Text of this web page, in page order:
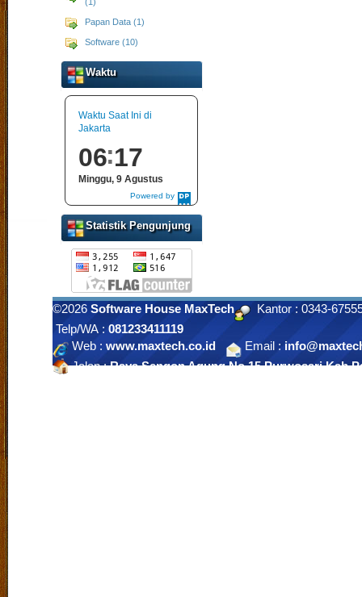
Papan Data (1)
Software (10)
Waktu
Powered by
DaysPedia.com
Waktu Saat Ini di
Jakarta
06 17
Minggu, 9 Agustus
Statistik Pengunjung
©2026 Software House MaxTech
Kantor : 0343-
Telp/WA : 081233411119
Web : www.maxtech.co.id Email :
Jalan :Raya Sengon Agung No 15 Purwosari